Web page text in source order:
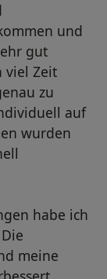
und
gut
viel Zeit
zu
auf
wurden
habe ich
meine